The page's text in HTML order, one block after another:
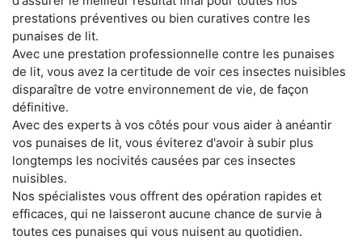
prestations préventives ou bien curatives contre les
punaises de lit.
Avec une prestation professionnelle contre les punaises
de lit, vous avez la certitude de voir ces insectes nuisibles
disparaître de votre environnement de vie, de façon
définitive.
Avec des experts à vos côtés pour vous aider à anéantir
vos punaises de lit, vous éviterez d'avoir à subir plus
longtemps les nocivités causées par ces insectes
nuisibles.
Nos spécialistes vous offrent des opération rapides et
efficaces, qui ne laisseront aucune chance de survie à
toutes ces punaises qui vous nuisent au quotidien.